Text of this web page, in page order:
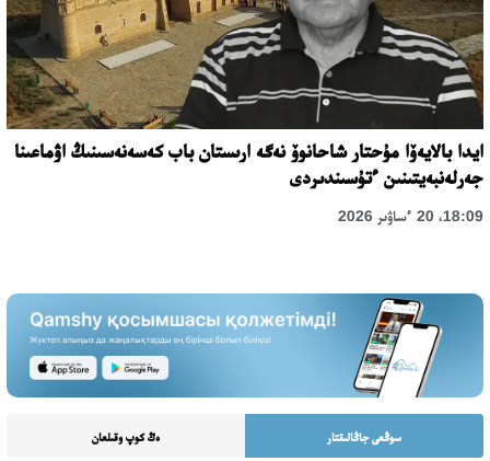
ايدا بالايەۆا مۇحتار شاحانوۆ نەگە ارىستان باب كەسەنەسىنىڭ اۋماعىنا
جەرلەنبەيتىنىن ءتۇسىندىردى
18:09، 20 ءساۋىر 2026
سوڭعى جاڭالىقتار ەڭ كوپ وقىلعان